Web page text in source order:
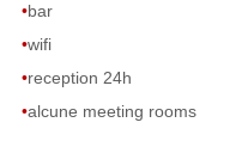
•bar
•wifi
•reception 24h
•alcune meeting rooms